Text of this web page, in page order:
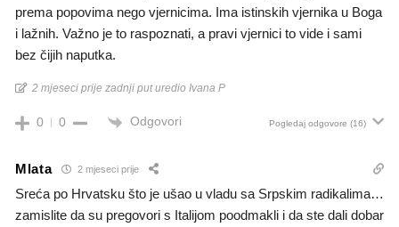
prema popovima nego vjernicima. Ima istinskih vjernika u Boga
i lažnih. Važno je to raspoznati, a pravi vjernici to vide i sami
bez čijih naputka.
2 mjeseci prije zadnji put uredio Ivana P
0 0 Odgovori Pogledaj odgovore (16)
Mlata 2 mjeseci prije
Sreća po Hrvatsku što je ušao u vladu sa Srpskim radikalima…
zamislite da su pregovori s Italijom poodmakli i da ste dali dobar